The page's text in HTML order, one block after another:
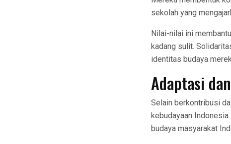
sekolah yang
Nilai-nilai ini
kadang sulit.
identitas budaya
Adaptasi
Selain berkontribusi
kebudayaan
budaya masyarakat